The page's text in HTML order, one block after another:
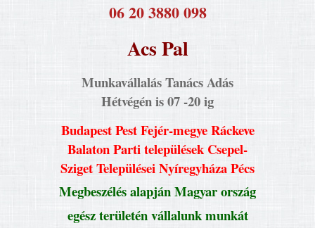
​06 20 3880 098
Acs Pal
Munkavállalás Tanács Adás
Hétvégén is 07 -20 ig
Budapest Pest Fejér-megye Ráckeve
Balaton Parti települések Csepel-
Sziget Települései Nyíregyháza Pécs
Megbeszélés alapján Magyar ország
egész területén vállalunk munkát